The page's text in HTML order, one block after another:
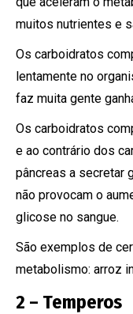
muitos nutrientes e
Os carboidratos
lentamente no
faz muita gente
Os carboidratos
e ao contrário dos
pâncreas a secretar
não provocam o
glicose no sangue.
São exemplos de
metabolismo: arroz
2 – Temperos